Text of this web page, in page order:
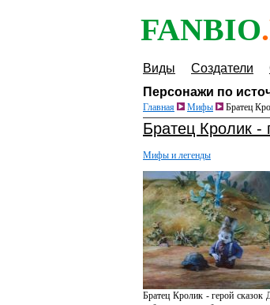
FANBIO
Виды Создатели
Персонажи по
Главная Мифы Братец
Братец Кролик -
Мифы и легенды
Братец Кролик - герой